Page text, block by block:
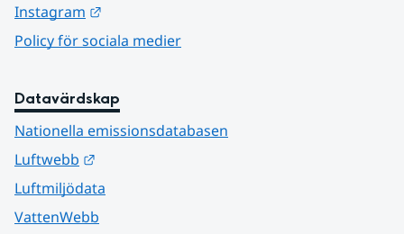
Instagram
Policy för sociala medier
Datavärdskap
Nationella emissionsdatabasen
Luftwebb
Luftmiljödata
VattenWebb